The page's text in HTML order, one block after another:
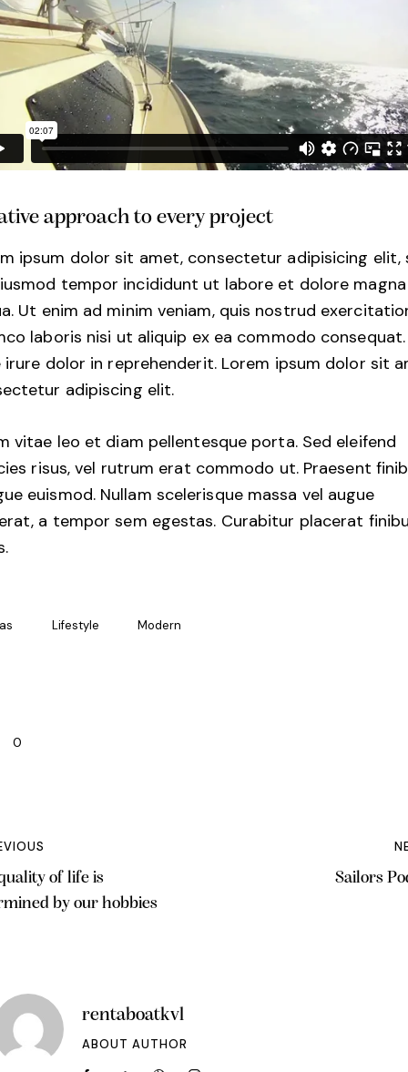
approach to every project
ipsum dolor sit amet, consectetur adipisicing elit,
tempor incididunt ut labore et dolore magna
Ut enim ad minim veniam, quis nostrud
laboris nisi ut aliquip ex ea commodo consequat.
irure dolor in reprehenderit. Lorem ipsum dolor sit
adipiscing elit.
vitae leo et diam pellentesque porta. Sed eleifend
risus, vel rutrum erat commodo ut. Praesent
euismod. Nullam scelerisque massa vel augue
a tempor sem egestas. Curabitur placerat
Lifestyle Modern
0
of life is
by our hobbies
Sailors
rentaboatkvl
ABOUT AUTHOR